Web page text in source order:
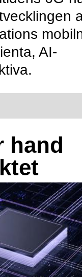
AI-
hand